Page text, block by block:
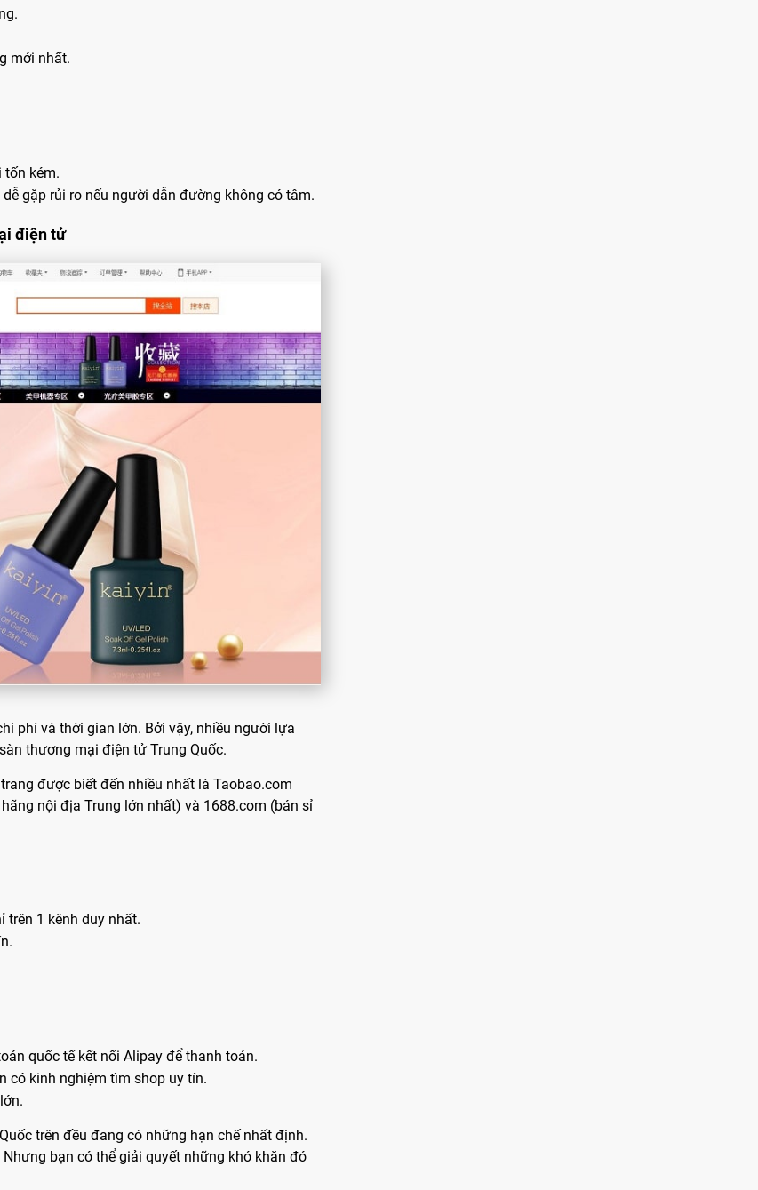
mới nhất.
tốn kém.
gặp rủi ro nếu người dẫn đường không có tâm.
điện tử
phí và thời gian lớn. Bởi vậy, nhiều người lựa
thương mại điện tử Trung Quốc.
được biết đến nhiều nhất là Taobao.com
nội địa Trung lớn nhất) và 1688.com (bán sỉ
trên 1 kênh duy nhất.
quốc tế kết nối Alipay để thanh toán.
có kinh nghiệm tìm shop uy tín.
trên đều đang có những hạn chế nhất định.
bạn có thể giải quyết những khó khăn đó